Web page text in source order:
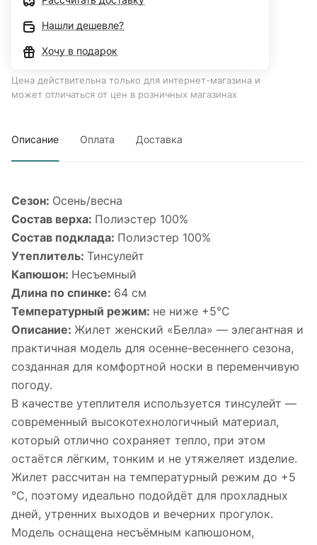
Нашли дешевле?
Хочу в подарок
Цена действительна только для интернет-магазина и
может отличаться от цен в розничных магазинах
Описание Оплата Доставка
Сезон: Осень/весна
Состав верха: Полиэстер 100%
Состав подклада: Полиэстер 100%
Утеплитель: Тинсулейт
Капюшон: Несъемный
Длина по спинке: 64 см
Температурный режим: не ниже +5°С
Описание: Жилет женский «Белла» — элегантная и
практичная модель для осенне-весеннего сезона,
созданная для комфортной носки в переменчивую
погоду.
В качестве утеплителя используется тинсулейт —
современный высокотехнологичный материал,
который отлично сохраняет тепло, при этом
остаётся лёгким, тонким и не утяжеляет изделие.
Жилет рассчитан на температурный режим до +5
°C, поэтому идеально подойдёт для прохладных
дней, утренних выходов и вечерних прогулок.
Модель оснащена несъёмным капюшоном,